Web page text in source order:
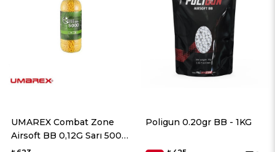
Poligun 0.20gr BB - 1KG
UMAREX Elite Force
2700 Adet